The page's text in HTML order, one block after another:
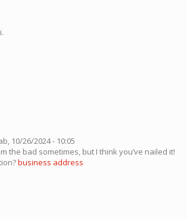
10/26/2024 - 10:05
the bad sometimes, but I think you’ve nailed it!
business address